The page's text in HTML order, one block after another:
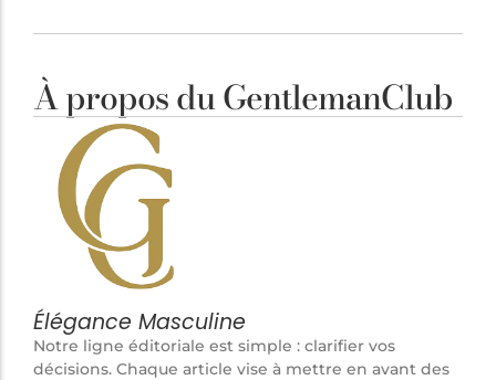
À propos du GentlemanClub
Élégance Masculine
Notre ligne éditoriale est simple : clarifier vos
décisions. Chaque article vise à mettre en avant des